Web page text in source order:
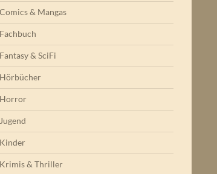
Comics & Mangas
Fachbuch
Fantasy & SciFi
Hörbücher
Horror
Jugend
Kinder
Krimis & Thriller